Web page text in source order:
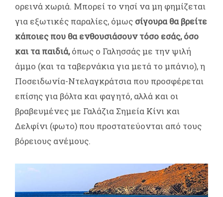
ορεινά χωριά. Μπορεί το νησί να μη φημίζεται
για εξωτικές παραλίες, όμως σίγουρα θα βρείτε
κάποιες που θα ενθουσιάσουν τόσο εσάς, όσο
και τα παιδιά,όπως ο Γαλησσάς με την ψιλή
άμμο (και τα ταβερνάκια για μετά το μπάνιο), η
Ποσειδωνία-Ντελαγκράτσια που προσφέρεται
επίσης για βόλτα και φαγητό, αλλά και οι
βραβευμένες με Γαλάζια Σημεία Κίνι και
Δελφίνι (φωτο) που προστατεύονται από τους
βόρειους ανέμους.